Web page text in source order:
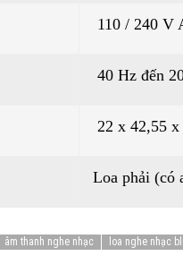
110 / 240 V
40 Hz đến
22 x 42,55
Loa phải (có
âm thanh nghe nhạc loa nghe nhạc